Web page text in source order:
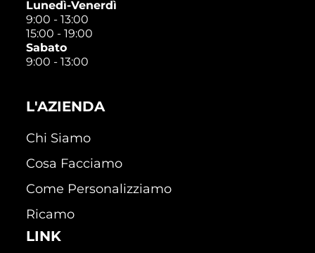
Lunedì-Venerdì
9:00 - 13:00
15:00 - 19:00
Sabato
9:00 - 13:00
L'AZIENDA
Chi Siamo
Cosa Facciamo
Come Personalizziamo
Ricamo
LINK